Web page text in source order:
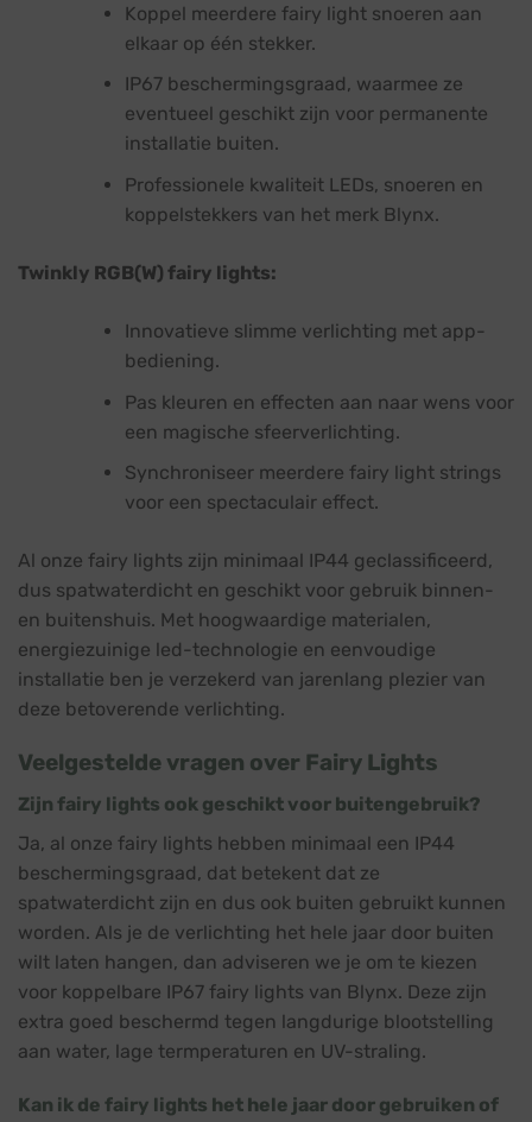
Koppel meerdere fairy light snoeren aan
elkaar op één stekker.
IP67 beschermingsgraad, waarmee ze
eventueel geschikt zijn voor permanente
installatie buiten.
Professionele kwaliteit LEDs, snoeren en
koppelstekkers van het merk Blynx.
Twinkly RGB(W) fairy lights:
Innovatieve slimme verlichting met app-
bediening.
Pas kleuren en effecten aan naar wens voor
een magische sfeerverlichting.
Synchroniseer meerdere fairy light strings
voor een spectaculair effect.
Al onze fairy lights zijn minimaal IP44 geclassificeerd,
dus spatwaterdicht en geschikt voor gebruik binnen-
en buitenshuis. Met hoogwaardige materialen,
energiezuinige led-technologie en eenvoudige
installatie ben je verzekerd van jarenlang plezier van
deze betoverende verlichting.
Veelgestelde vragen over Fairy Lights
Zijn fairy lights ook geschikt voor buitengebruik?
Ja, al onze fairy lights hebben minimaal een IP44
beschermingsgraad, dat betekent dat ze
spatwaterdicht zijn en dus ook buiten gebruikt kunnen
worden. Als je de verlichting het hele jaar door buiten
wilt laten hangen, dan adviseren we je om te kiezen
voor koppelbare IP67 fairy lights van Blynx. Deze zijn
extra goed beschermd tegen langdurige blootstelling
aan water, lage termperaturen en UV-straling.
Kan ik de fairy lights het hele jaar door gebruiken of